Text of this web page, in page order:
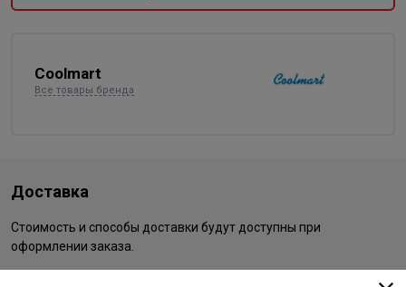
Coolmart
Все товары бренда
Доставка
Стоимость и способы доставки будут доступны при
оформлении заказа.